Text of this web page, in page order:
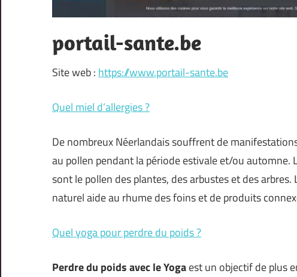
portail-sante.be
Site web : https://www.portail-sante.be
Quel miel d’allergies ?
De nombreux Néerlandais souffrent de
au pollen pendant la période estivale et/ou automne.
sont le pollen des plantes, des arbustes et des
naturel aide au rhume des foins et de produits
Quel yoga pour perdre du poids ?
Perdre du poids avec le Yogaest un objectif de plus